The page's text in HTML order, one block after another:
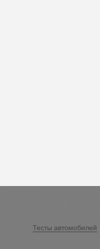
Тесты автомобилей